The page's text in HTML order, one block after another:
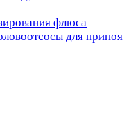
флюса
для припоя